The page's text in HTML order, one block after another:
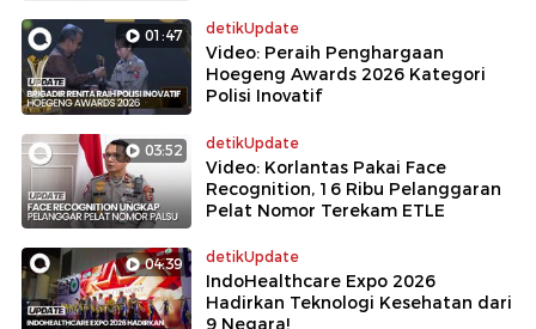
01:47 detikUpdate
Video: Peraih Penghargaan
Hoegeng Awards 2026 Kategori
Polisi Inovatif
03:52 detikUpdate
Video: Korlantas Pakai Face
Recognition, 16 Ribu Pelanggaran
Pelat Nomor Terekam ETLE
04:39 detikUpdate
IndoHealthcare Expo 2026
Hadirkan Teknologi Kesehatan dari